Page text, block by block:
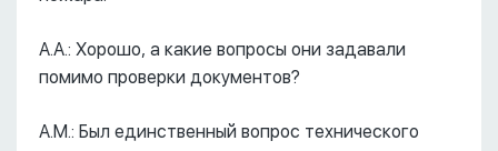
А.А.: Хорошо, а какие вопросы они задавали
помимо проверки документов?
А.М.: Был единственный вопрос технического